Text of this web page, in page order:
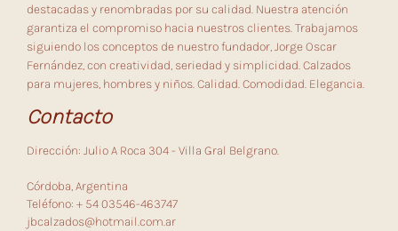
destacadas y renombradas por su calidad. Nuestra atención
garantiza el compromiso hacia nuestros clientes. Trabajamos
siguiendo los conceptos de nuestro fundador, Jorge Oscar
Fernández, con creatividad, seriedad y simplicidad. Calzados
para mujeres, hombres y niños. Calidad. Comodidad. Elegancia.
Contacto
Dirección: Julio A Roca 304 - Villa Gral Belgrano.
Córdoba, Argentina
Teléfono: + 54 03546-463747
jbcalzados@hotmail.com.ar